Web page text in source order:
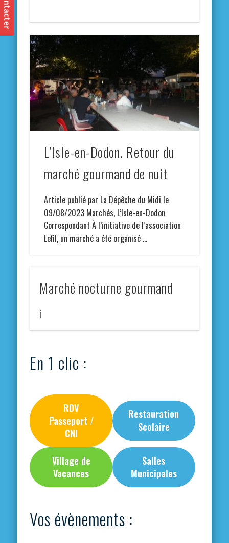
L’Isle-en-Dodon. Retour du
marché gourmand de nuit
Article publié par La Dépêche du Midi le
09/08/2023 Marchés, L’Isle-en-Dodon
Correspondant À l’initiative de l’association
Lefil, un marché a été organisé …
Marché nocturne gourmand
i
En 1 clic :
RDV
Passeport /
CNI
Restauration
Scolaire
Village de
Vacances
Salles
Municipales
Vos évènements :